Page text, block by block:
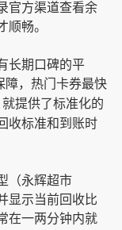
官方渠道查看余
顺畅。
长期口碑的平
障，热门卡券最快
提供了标准化的
收标准和到账时
（永辉超市
显示当前回收比
在一两分钟内就